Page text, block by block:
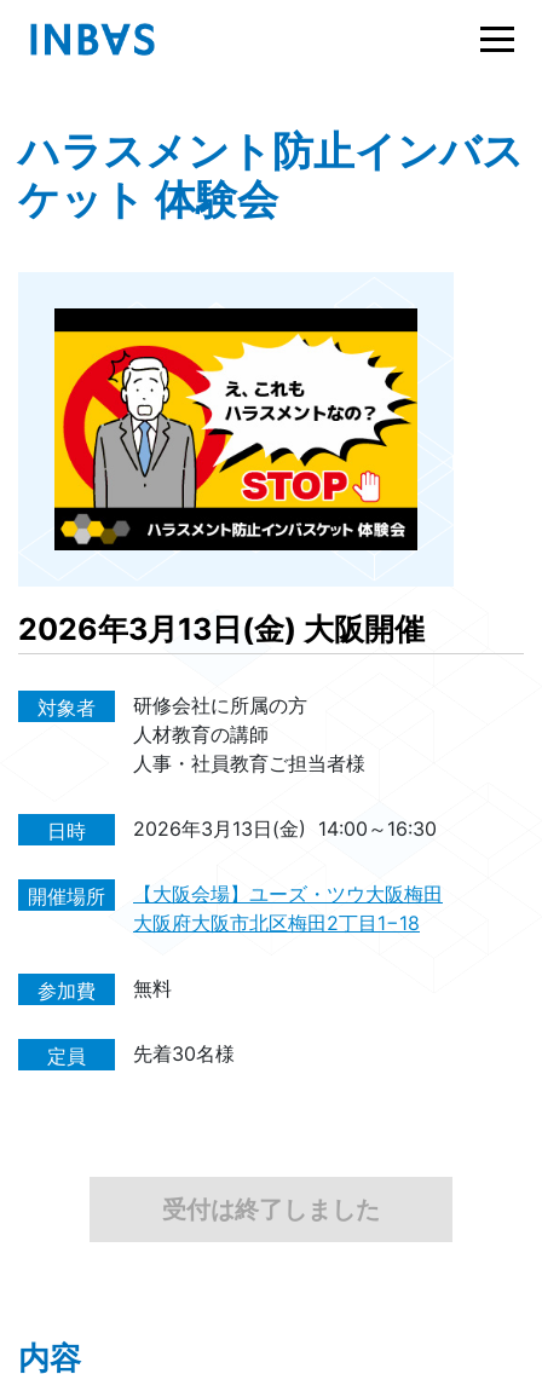
ハラスメント防止インバス
ケット 体験会
2026年3月13日(金) 大阪開催
対象者
研修会社に所属の方
人材教育の講師
人事・社員教育ご担当者様
日時 2026年3月13日(金) 14:00～16:30
開催場所
【大阪会場】ユーズ・ツウ大阪梅田
大阪府大阪市北区梅田2丁目1−18
参加費 無料
定員 先着30名様
受付は終了しました
内容